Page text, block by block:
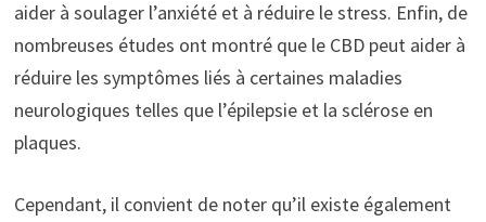
aider à soulager l’anxiété et à réduire le stress. Enfin, de
nombreuses études ont montré que le CBD peut aider à
réduire les symptômes liés à certaines maladies
neurologiques telles que l’épilepsie et la sclérose en
plaques.
Cependant, il convient de noter qu’il existe également